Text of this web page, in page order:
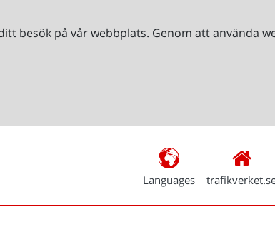
besök på vår webbplats. Genom att använda
Languages